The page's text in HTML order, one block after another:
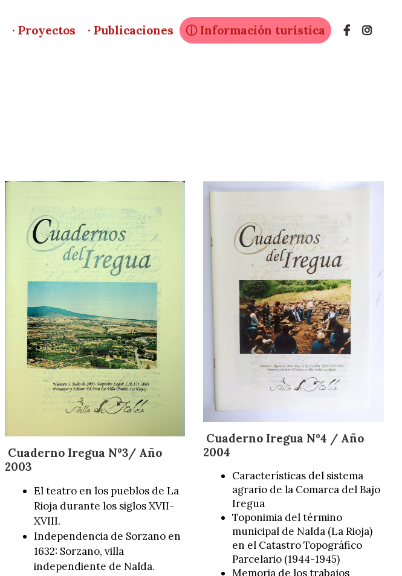
· Proyectos · Publicaciones ⓘ Información turística
Cuaderno Iregua Nº3/ Año
2003
El teatro en los pueblos de La
Rioja durante los siglos XVII-
XVIII.
Independencia de Sorzano en
1632: Sorzano, villa
independiente de Nalda.
Cuaderno Iregua Nº4 / Año
2004
Características del sistema
agrario de la Comarca del Bajo
Iregua
Toponimia del término
municipal de Nalda (La Rioja)
en el Catastro Topográfico
Parcelario (1944-1945)
Memoria de los trabajos